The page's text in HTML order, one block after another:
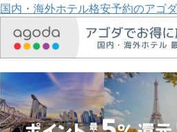
国内・海外ホテル格安予約のアゴダ